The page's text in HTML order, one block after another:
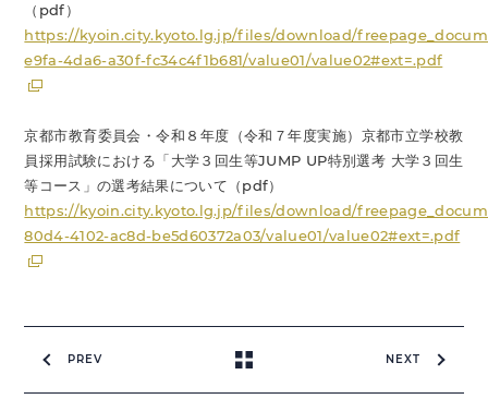
（pdf）
https://kyoin.city.kyoto.lg.jp/files/download/
e9fa-4da6-a30f-fc34c4f1b681/value01/value02#ext=.pdf
京都市教育委員会・令和８年度（令和７年度実施）京都市立学校教
員採用試験における「大学３回生等JUMP UP特別選考 大学３回生
等コース」の選考結果について（pdf）
https://kyoin.city.kyoto.lg.jp/files/download/
80d4-4102-ac8d-be5d60372a03/value01/value02#ext=.pdf
PREV NEXT